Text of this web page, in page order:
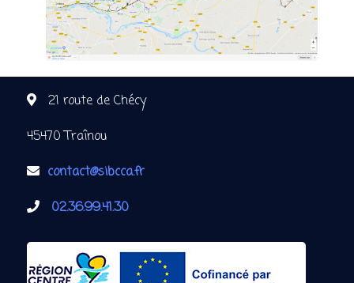
21 route de Chécy
45470 Traînou
contact@sibcca.fr
02.36.99.41.30